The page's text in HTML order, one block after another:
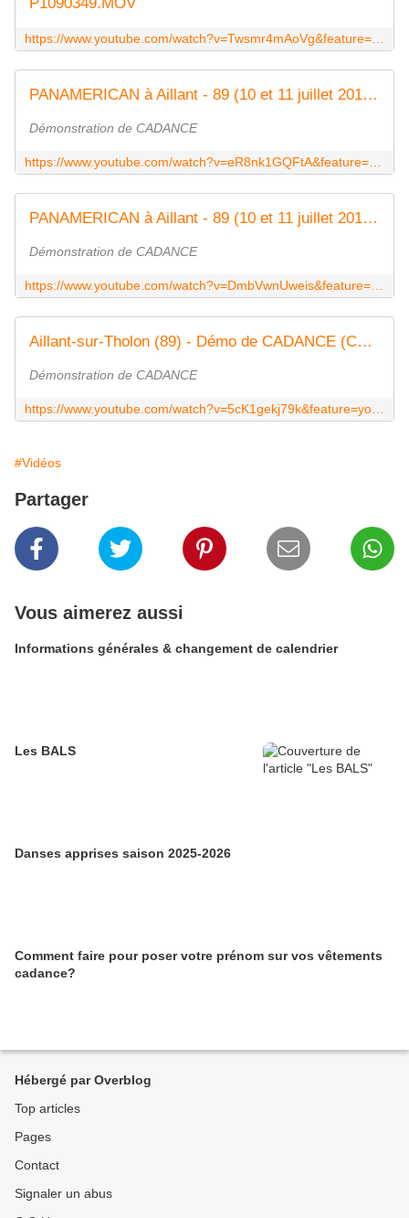
PANAMERICAN à Aillant - 89 (10 et 11 juillet 2010) - Démo country (Cotton eyed joe)
Démonstration de CADANCE
PANAMERICAN à Aillant - 89 (10 et 11 juillet 2010) - Démo country (Easy come easy go)
Démonstration de CADANCE
Aillant-sur-Tholon (89) - Démo de CADANCE (Cucaracha)
Démonstration de CADANCE
#Vidéos
Partager
Vous aimerez aussi
Informations générales & changement de calendrier
Les BALS
Danses apprises saison 2025-2026
Comment faire pour poser votre prénom sur vos vêtements
cadance?
Hébergé par Overblog
Top articles
Pages
Contact
Signaler un abus